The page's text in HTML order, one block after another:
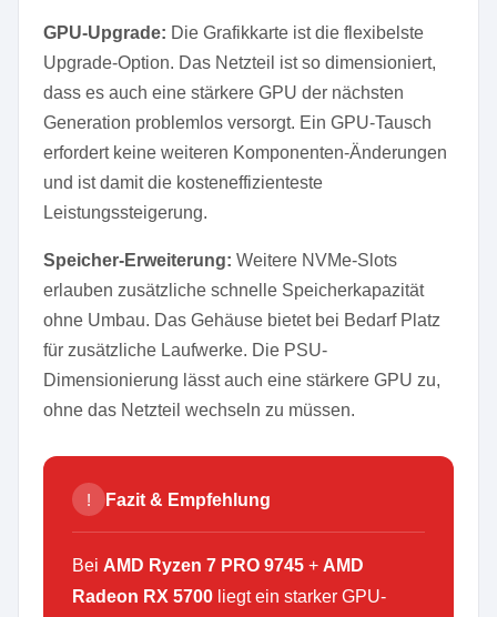
GPU-Upgrade: Die Grafikkarte ist die flexibelste
Upgrade-Option. Das Netzteil ist so dimensioniert,
dass es auch eine stärkere GPU der nächsten
Generation problemlos versorgt. Ein GPU-Tausch
erfordert keine weiteren Komponenten-Änderungen
und ist damit die kosteneffizienteste
Leistungssteigerung.
Speicher-Erweiterung: Weitere NVMe-Slots
erlauben zusätzliche schnelle Speicherkapazität
ohne Umbau. Das Gehäuse bietet bei Bedarf Platz
für zusätzliche Laufwerke. Die PSU-
Dimensionierung lässt auch eine stärkere GPU zu,
ohne das Netzteil wechseln zu müssen.
! Fazit & Empfehlung
Bei AMD Ryzen 7 PRO 9745 + AMD
Radeon RX 5700 liegt ein starker GPU-